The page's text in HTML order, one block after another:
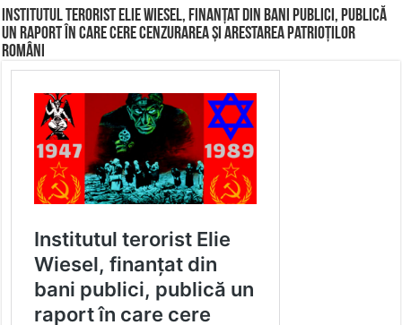
Institutul terorist Elie Wiesel, finanțat din bani publici, publică
un raport în care cere cenzurarea și arestarea patrioților
români